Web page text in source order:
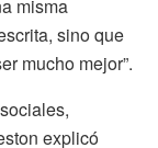
misma
sino que
mucho mejor”.
explicó